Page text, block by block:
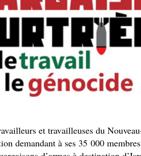
et travailleuses du
demandant à ses 35 000